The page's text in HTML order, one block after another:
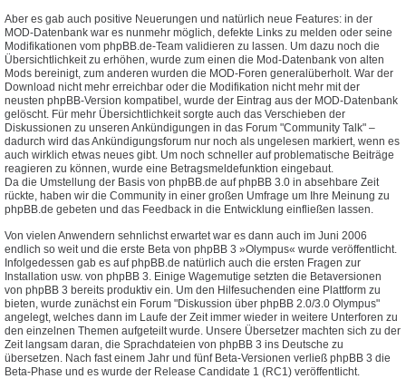
Aber es gab auch positive Neuerungen und natürlich neue Features: in der
MOD-Datenbank war es nunmehr möglich, defekte Links zu melden oder seine
Modifikationen vom phpBB.de-Team validieren zu lassen. Um dazu noch die
Übersichtlichkeit zu erhöhen, wurde zum einen die Mod-Datenbank von alten
Mods bereinigt, zum anderen wurden die MOD-Foren generalüberholt. War der
Download nicht mehr erreichbar oder die Modifikation nicht mehr mit der
neusten phpBB-Version kompatibel, wurde der Eintrag aus der MOD-Datenbank
gelöscht. Für mehr Übersichtlichkeit sorgte auch das Verschieben der
Diskussionen zu unseren Ankündigungen in das Forum "Community Talk" –
dadurch wird das Ankündigungsforum nur noch als ungelesen markiert, wenn es
auch wirklich etwas neues gibt. Um noch schneller auf problematische Beiträge
reagieren zu können, wurde eine Betragsmeldefunktion eingebaut.
Da die Umstellung der Basis von phpBB.de auf phpBB 3.0 in absehbare Zeit
rückte, haben wir die Community in einer großen Umfrage um Ihre Meinung zu
phpBB.de gebeten und das Feedback in die Entwicklung einfließen lassen.
Von vielen Anwendern sehnlichst erwartet war es dann auch im Juni 2006
endlich so weit und die erste Beta von phpBB 3 »Olympus« wurde veröffentlicht.
Infolgedessen gab es auf phpBB.de natürlich auch die ersten Fragen zur
Installation usw. von phpBB 3. Einige Wagemutige setzten die Betaversionen
von phpBB 3 bereits produktiv ein. Um den Hilfesuchenden eine Plattform zu
bieten, wurde zunächst ein Forum "Diskussion über phpBB 2.0/3.0 Olympus"
angelegt, welches dann im Laufe der Zeit immer wieder in weitere Unterforen zu
den einzelnen Themen aufgeteilt wurde. Unsere Übersetzer machten sich zu der
Zeit langsam daran, die Sprachdateien von phpBB 3 ins Deutsche zu
übersetzen. Nach fast einem Jahr und fünf Beta-Versionen verließ phpBB 3 die
Beta-Phase und es wurde der Release Candidate 1 (RC1) veröffentlicht.